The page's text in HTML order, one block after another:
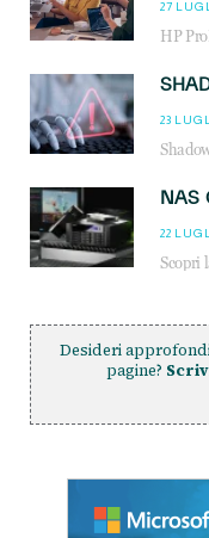
27
23
22
Desideri
pagine?